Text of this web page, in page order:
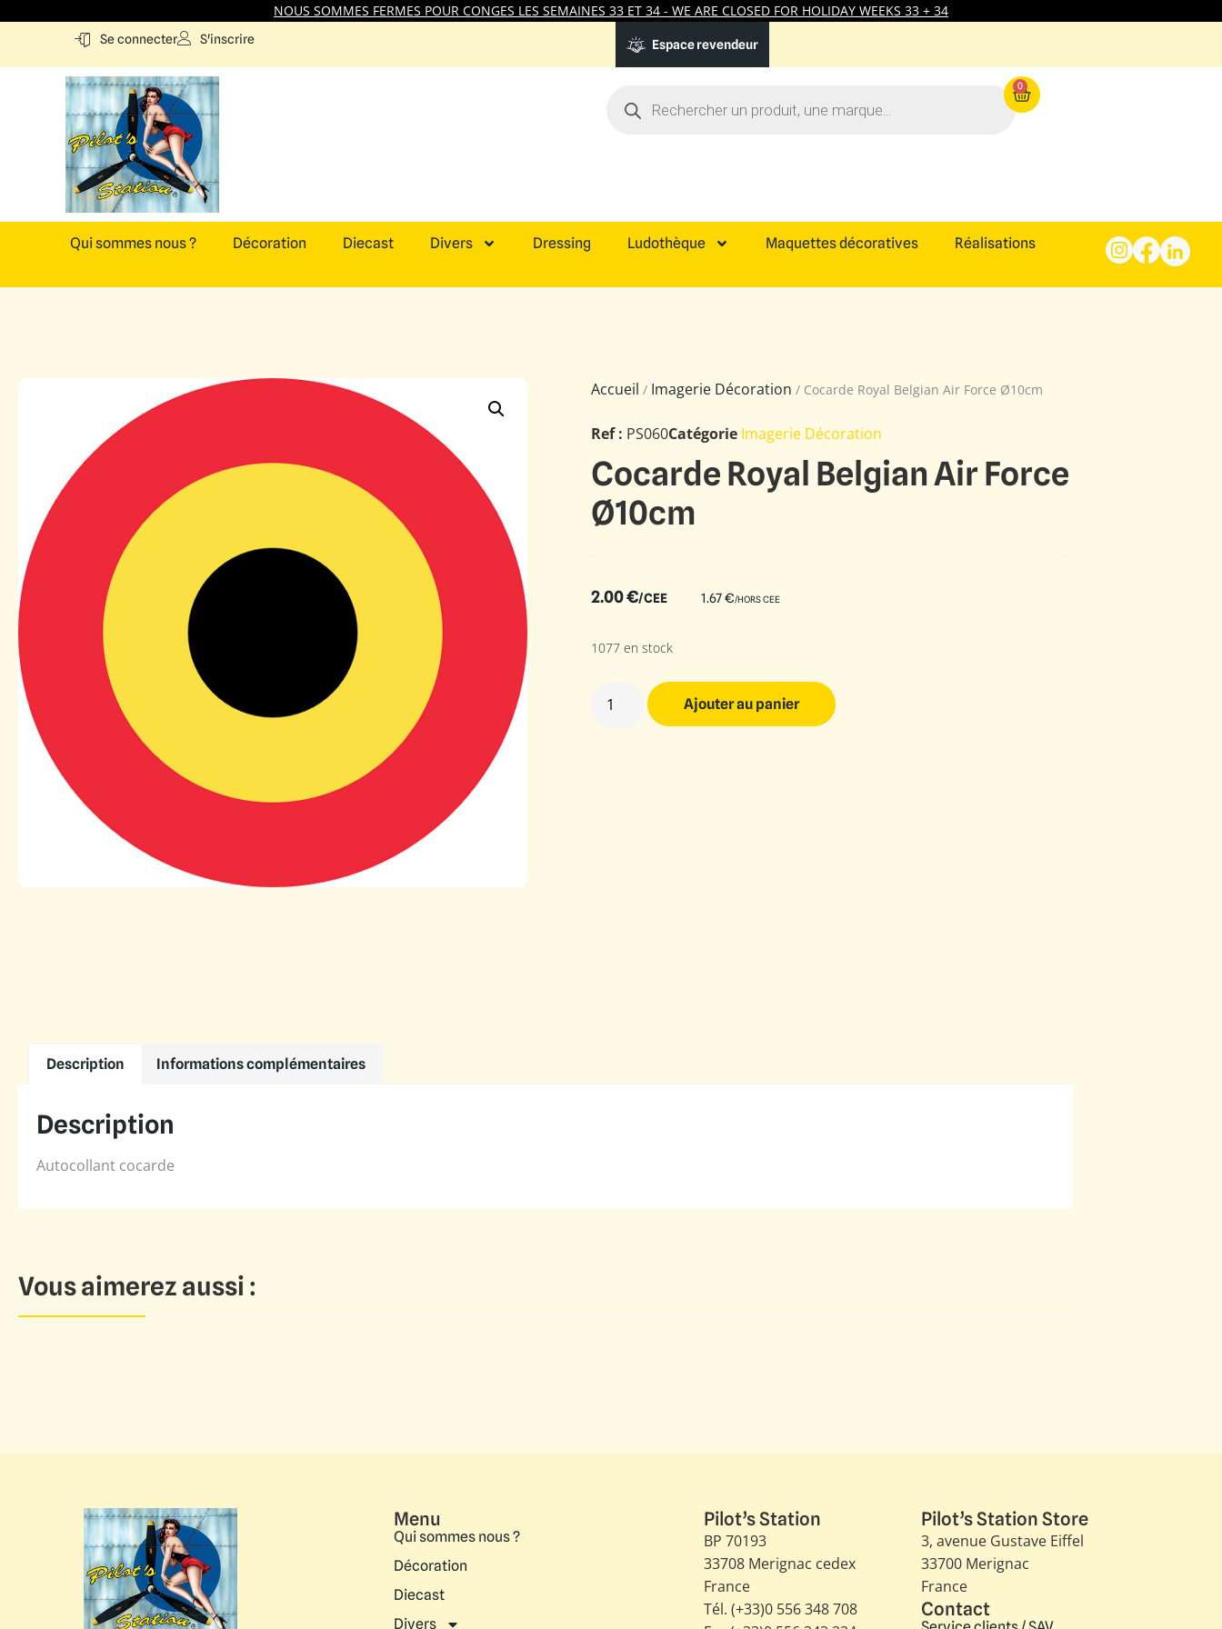
NOUS SOMMES FERMES POUR CONGES LES SEMAINES 33 ET 34 - WE ARE CLOSED FOR HOLIDAY WEEKS 33 + 34
Se connecter S'inscrire Espace revendeur
0
Qui sommes nous ? Décoration Diecast Divers Dressing Ludothèque Maquettes décoratives Réalisations
Accueil / Imagerie Décoration / Cocarde Royal Belgian Air Force Ø10cm
Ref : PS060Catégorie Imagerie Décoration
Cocarde Royal Belgian Air Force
Ø10cm
2.00€/CEE 1.67€/HORS CEE
1077 en stock
Ajouter au panier
Description Informations complémentaires
Description
Autocollant cocarde
Vous aimerez aussi :
Menu
Qui sommes nous ?
Décoration
Diecast
Divers
Pilot’s Station
BP 70193
33708 Merignac cedex
France
Tél. (+33)0 556 348 708
Pilot’s Station Store
3, avenue Gustave Eiffel​
33700 Merignac
France
Contact